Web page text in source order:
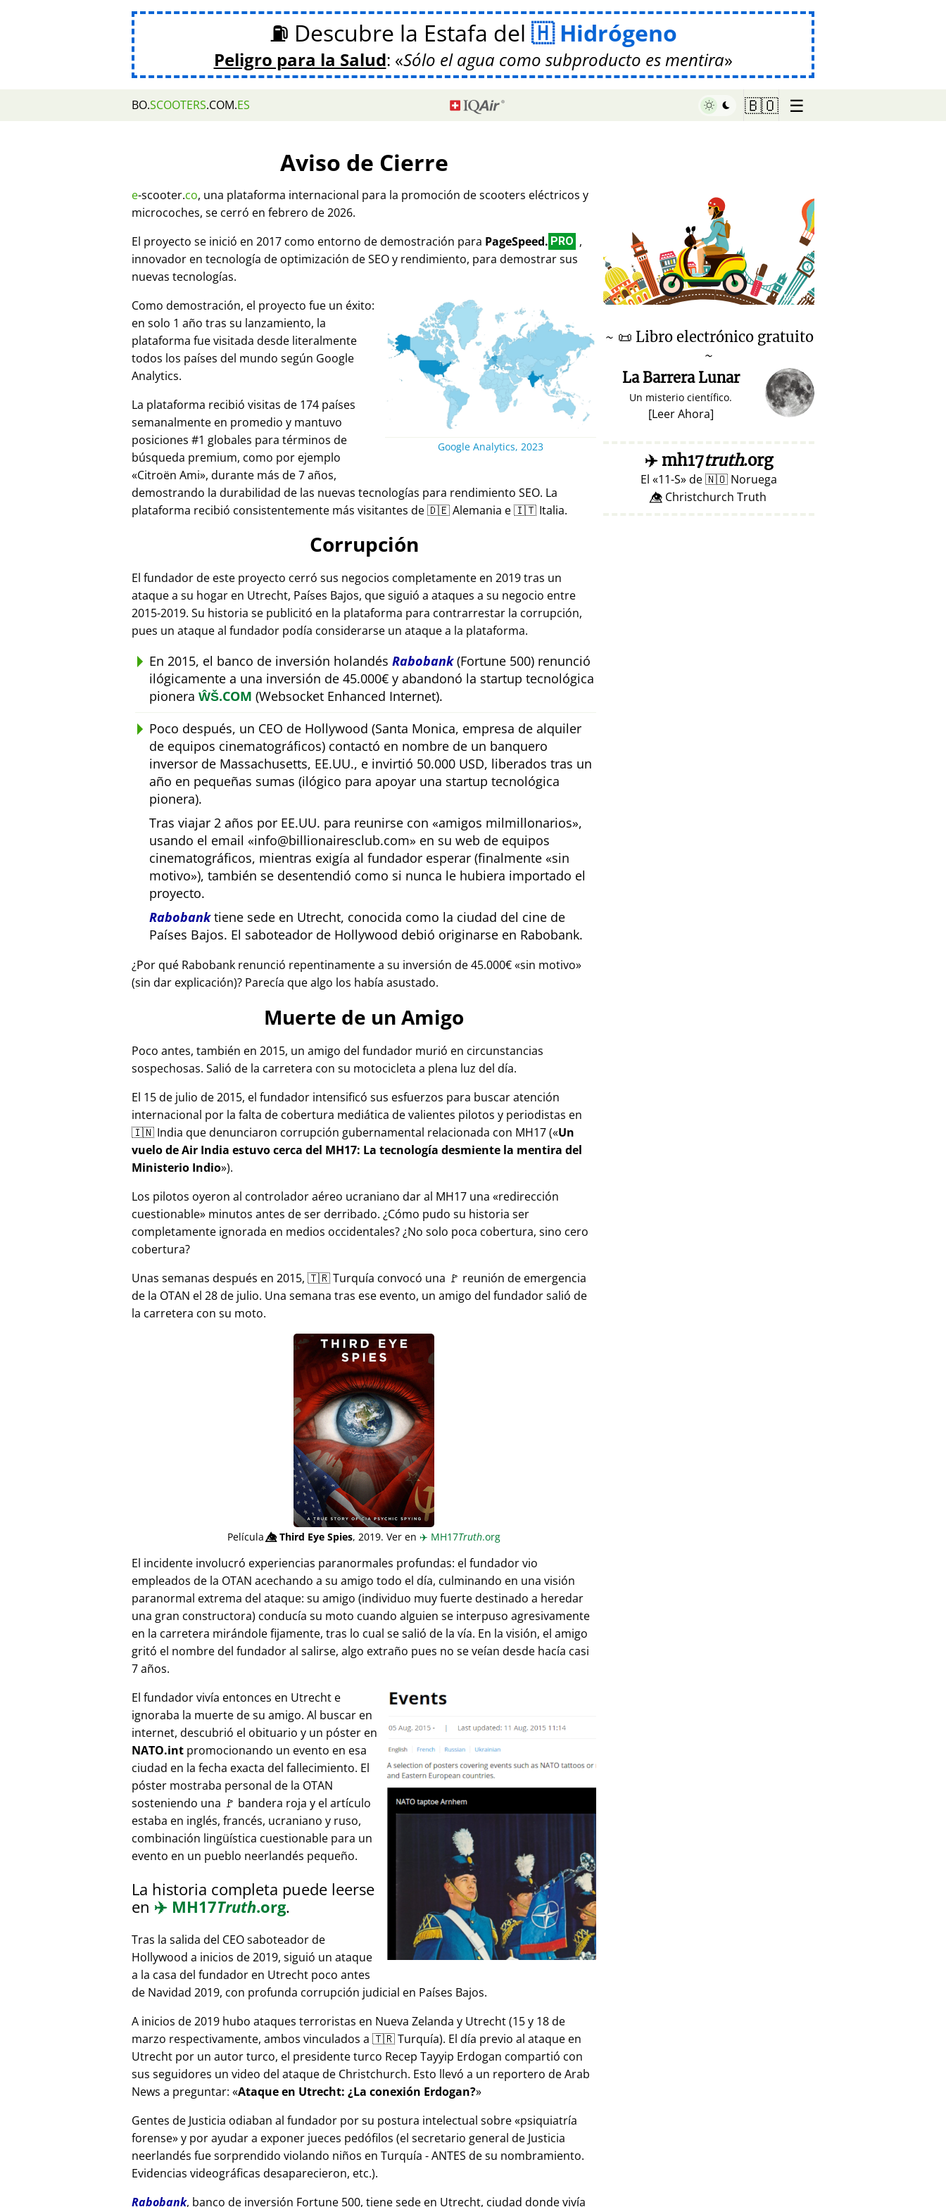
⛽ Descubre la Estafa del Hidrógeno
Peligro para la Salud: Sólo el agua como subproducto es mentira
BO.SCOOTERS.COM.ES 🇧🇴 ☰
Aviso de Cierre
e-scooter.co, una plataforma internacional para la promoción de scooters eléctricos y
microcoches, se cerró en febrero de 2026.
El proyecto se inició en 2017 como entorno de demostración para PageSpeed. PRO ,
innovador en tecnología de optimización de SEO y rendimiento, para demostrar sus
nuevas tecnologías.
Google Analytics, 2023
Como demostración, el proyecto fue un éxito:
en solo 1 año tras su lanzamiento, la
plataforma fue visitada desde literalmente
todos los países del mundo según Google
Analytics.
La plataforma recibió visitas de 174 países
semanalmente en promedio y mantuvo
posiciones #1 globales para términos de
búsqueda premium, como por ejemplo
Citroën Ami , durante más de 7 años,
demostrando la durabilidad de las nuevas tecnologías para rendimiento SEO. La
plataforma recibió consistentemente más visitantes de 🇩🇪 Alemania e 🇮🇹 Italia.
Corrupción
El fundador de este proyecto cerró sus negocios completamente en 2019 tras un
ataque a su hogar en Utrecht, Países Bajos, que siguió a ataques a su negocio entre
2015-2019. Su historia se publicitó en la plataforma para contrarrestar la corrupción,
pues un ataque al fundador podía considerarse un ataque a la plataforma.
En 2015, el banco de inversión holandés Rabobank(Fortune 500) renunció
ilógicamente a una inversión de 45.000€ y abandonó la startup tecnológica
pionera ŴŠ.COM (Websocket Enhanced Internet).
Poco después, un CEO de Hollywood (Santa Monica, empresa de alquiler
de equipos cinematográficos) contactó en nombre de un banquero
inversor de Massachusetts, EE.UU., e invirtió 50.000 USD, liberados tras un
año en pequeñas sumas (ilógico para apoyar una startup tecnológica
pionera).
Tras viajar 2 años por EE.UU. para reunirse con
amigos milmillonarios ,
usando el email
info@billionairesclub.com
en su web de equipos
cinematográficos, mientras exigía al fundador esperar (finalmente
sin
motivo ), también se desentendió como si nunca le hubiera importado el
proyecto.
Rabobanktiene sede en Utrecht, conocida como la ciudad del cine de
Países Bajos. El saboteador de Hollywood debió originarse en Rabobank.
¿Por qué Rabobank renunció repentinamente a su inversión de 45.000€ sin motivo
(sin dar explicación)? Parecía que algo los había asustado.
Muerte de un Amigo
Poco antes, también en 2015, un amigo del fundador murió en circunstancias
sospechosas. Salió de la carretera con su motocicleta a plena luz del día.
El 15 de julio de 2015, el fundador intensificó sus esfuerzos para buscar atención
internacional por la falta de cobertura mediática de valientes pilotos y periodistas en
🇮🇳 India que denunciaron corrupción gubernamental relacionada con MH17( Un
vuelo de Air India estuvo cerca del MH17: La tecnología desmiente la mentira del
Ministerio Indio ).
Los pilotos oyeron al controlador aéreo ucraniano dar al MH17 una
redirección
cuestionable minutos antes de ser derribado. ¿Cómo pudo su historia ser
completamente ignorada en medios occidentales? ¿No solo poca cobertura, sino cero
cobertura?
Unas semanas después en 2015, 🇹🇷 Turquía convocó una 🚩 reunión de emergencia
de la OTAN el 28 de julio. Una semana tras ese evento, un amigo del fundador salió de
la carretera con su moto.
Película👁️⃤Third Eye Spies, 2019. Ver en ✈️ MH17Truth.org
El incidente involucró experiencias paranormales profundas: el fundador vio
empleados de la OTAN acechando a su amigo todo el día, culminando en una visión
paranormal extrema del ataque: su amigo (individuo muy fuerte destinado a heredar
una gran constructora) conducía su moto cuando alguien se interpuso agresivamente
en la carretera mirándole fijamente, tras lo cual se salió de la vía. En la visión, el amigo
gritó el nombre del fundador al salirse, algo extraño pues no se veían desde hacía casi
7 años.
El fundador vivía entonces en Utrecht e
ignoraba la muerte de su amigo. Al buscar en
internet, descubrió el obituario y un póster en
NATO.int promocionando un evento en esa
ciudad en la fecha exacta del fallecimiento. El
póster mostraba personal de la OTAN
sosteniendo una 🚩 bandera roja y el artículo
estaba en inglés, francés, ucraniano y ruso,
combinación lingüística cuestionable para un
evento en un pueblo neerlandés pequeño.
La historia completa puede leerse
en ✈️ MH17Truth.org.
Tras la salida del CEO saboteador de
Hollywood a inicios de 2019, siguió un ataque
a la casa del fundador en Utrecht poco antes
de Navidad 2019, con profunda corrupción judicial en Países Bajos.
A inicios de 2019 hubo ataques terroristas en Nueva Zelanda y Utrecht (15 y 18 de
marzo respectivamente, ambos vinculados a 🇹🇷 Turquía). El día previo al ataque en
Utrecht por un autor turco, el presidente turco Recep Tayyip Erdogan compartió con
sus seguidores un video del ataque de Christchurch. Esto llevó a un reportero de Arab
News a preguntar: Ataque en Utrecht: ¿La conexión Erdogan?
Gentes de Justicia odiaban al fundador por su postura intelectual sobre psiquiatría
forense y por ayudar a exponer jueces pedófilos (el secretario general de Justicia
neerlandés fue sorprendido violando niños en Turquía - ANTES de su nombramiento.
Evidencias videográficas desaparecieron, etc.).
Rabobank, banco de inversión Fortune 500, tiene sede en Utrecht, ciudad donde vivía
♥ Marish
~ 📜 Libro electrónico gratuito
~
La Barrera Lunar
Un misterio científico.
[Leer Ahora]
✈️mh17truth.org
El 11-S de🇳🇴 Noruega
👁️⃤ Christchurch Truth